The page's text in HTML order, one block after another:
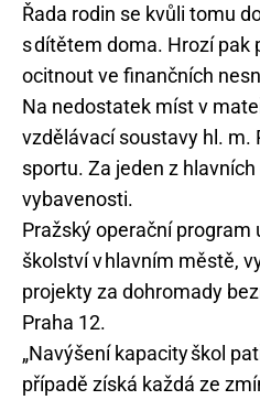
Řada rodin se kvůli tomu
s dítětem doma. Hrozí pak
ocitnout ve finančních
Na nedostatek míst v
vzdělávací soustavy hl. m.
sportu. Za jeden z
vybavenosti.
Pražský operační
školství v hlavním městě,
projekty za dohromady
Praha 12.
„Navýšení kapacity škol
případě získá každá ze